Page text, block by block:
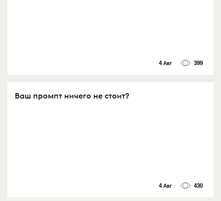
4 Авг 399
Ваш промпт ничего не стоит?
4 Авг 430